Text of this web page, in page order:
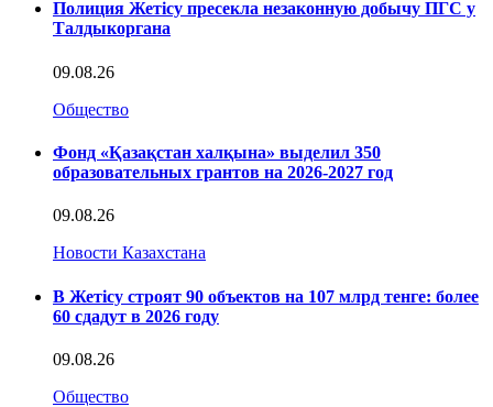
Полиция Жетісу пресекла незаконную добычу ПГС у
Талдыкоргана
09.08.26
Общество
Фонд «Қазақстан халқына» выделил 350
образовательных грантов на 2026-2027 год
09.08.26
Новости Казахстана
В Жетісу строят 90 объектов на 107 млрд тенге: более
60 сдадут в 2026 году
09.08.26
Общество